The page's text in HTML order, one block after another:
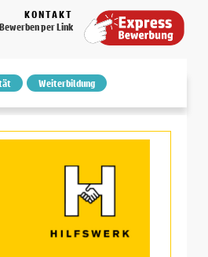
KONTAKT
Bewerben per Link
Weiterbildung